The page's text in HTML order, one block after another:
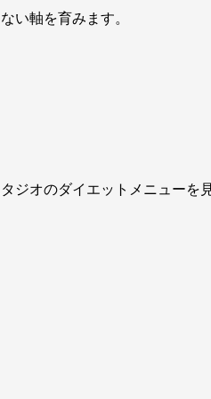
い軸を育みます。
ジオのダイエットメニューを